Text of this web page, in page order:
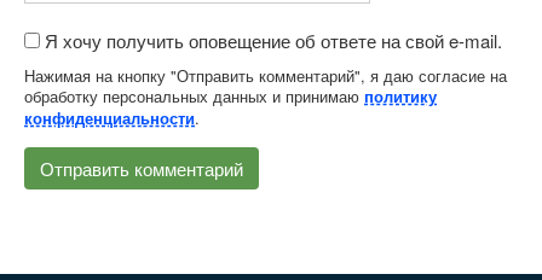
Я хочу получить оповещение об ответе на свой e-mail.
Нажимая на кнопку "Отправить комментарий", я даю согласие на
обработку персональных данных и принимаю политику
конфиденциальности.